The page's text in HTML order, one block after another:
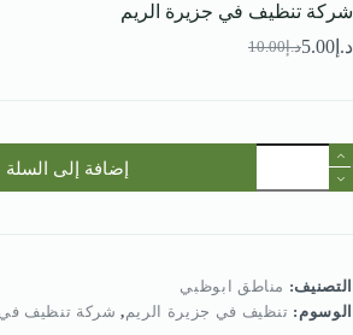
شركة تنظيف في جزيرة الريم
د.إ10.00
السعر
د.إ 5.00السعر
كمية
شركة
تنظيف
إضافة إلى السلة
التصنيف: مناطق ابوظبي
الوسوم: تنظيف في جزيرة الريم, شركة تنظيف في